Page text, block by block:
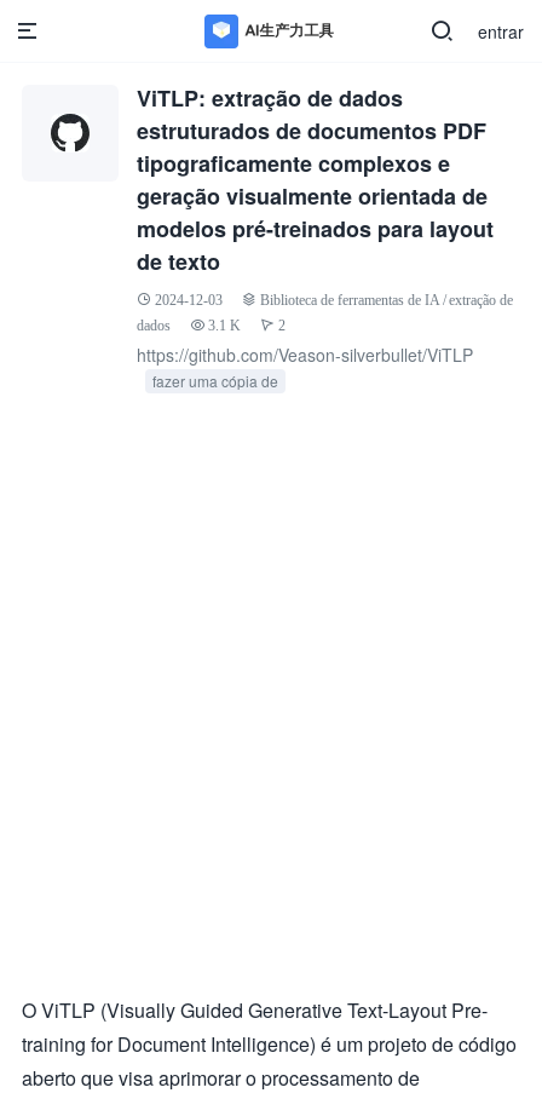
entrar
ViTLP: extração de dados
estruturados de documentos PDF
tipograficamente complexos e
geração visualmente orientada de
modelos pré-treinados para layout
de texto
2024-12-03 Biblioteca de ferramentas de IA /extração de
dados
3.1 K 2
https://github.com/Veason-silverbullet/ViTLP
fazer uma cópia de
O ViTLP (Visually Guided Generative Text-Layout Pre-
training for Document Intelligence) é um projeto de código
aberto que visa aprimorar o processamento de